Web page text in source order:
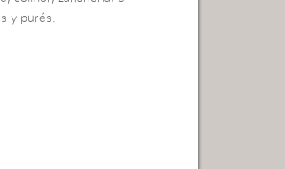
y purés.